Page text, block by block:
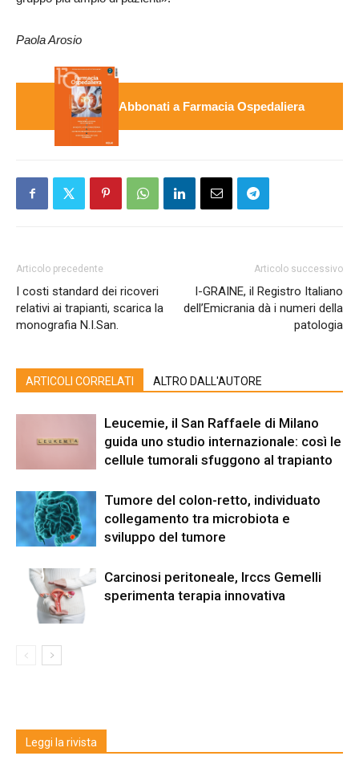
Paola Arosio
Abbonati a Farmacia Ospedaliera
Articolo precedente
I costi standard dei ricoveri
relativi ai trapianti, scarica la
monografia N.I.San.
Articolo successivo
I-GRAINE, il Registro Italiano
dell’Emicrania dà i numeri della
patologia
ARTICOLI CORRELATI ALTRO DALL'AUTORE
Leucemie, il San Raffaele di Milano
guida uno studio internazionale: così le
cellule tumorali sfuggono al trapianto
Tumore del colon-retto, individuato
collegamento tra microbiota e
sviluppo del tumore
Carcinosi peritoneale, Irccs Gemelli
sperimenta terapia innovativa
Leggi la rivista